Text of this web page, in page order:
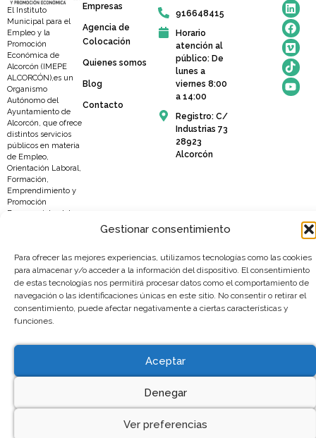
Gestionar consentimiento
Para ofrecer las mejores experiencias, utilizamos tecnologías como las cookies
para almacenar y/o acceder a la información del dispositivo. El consentimiento
de estas tecnologías nos permitirá procesar datos como el comportamiento de
navegación o las identificaciones únicas en este sitio. No consentir o retirar el
consentimiento, puede afectar negativamente a ciertas características y
funciones.
Aceptar
Denegar
Ver preferencias
El Instituto
Municipal para el
Empleo y la
Promoción
Económica de
Alcorcón (IMEPE
ALCORCÓN),es un
Organismo
Autónomo del
Ayuntamiento de
Alcorcón, que ofrece
distintos servicios
públicos en materia
de Empleo,
Orientación Laboral,
Formación,
Emprendimiento y
Promoción
Empresarial y del
profesionalidad y
responsabilidad.
NUESTROS
VALORES TU
GARANTÍA.
Empresas
Agencia de
Colocación
Quienes somos
Blog
Contacto
916648415
Horario
atención al
público: De
lunes a
viernes 8:00
a 14:00
Registro: C/
Industrias 73
28923
Alcorcón
2025 © Todos los derechos